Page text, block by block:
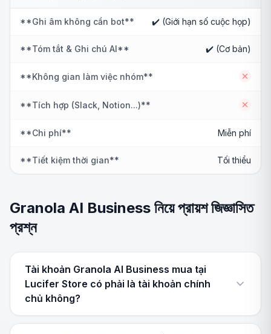
**Ghi âm không cần bot** ✔️ (Giới hạn số cuộc họp)
**Tóm tắt & Ghi chú AI** ✔️ (Cơ bản)
**Không gian làm việc nhóm** No
**Tích hợp (Slack, Notion...)** No
**Chi phí** Miễn phí
**Tiết kiệm thời gian** Tối thiểu
Granola AI Business নিয়ে প্রায়শ জিজ্ঞাসিত
প্রশ্ন
Tài khoản Granola AI Business mua tại
Lucifer Store có phải là tài khoản chính
chủ không?